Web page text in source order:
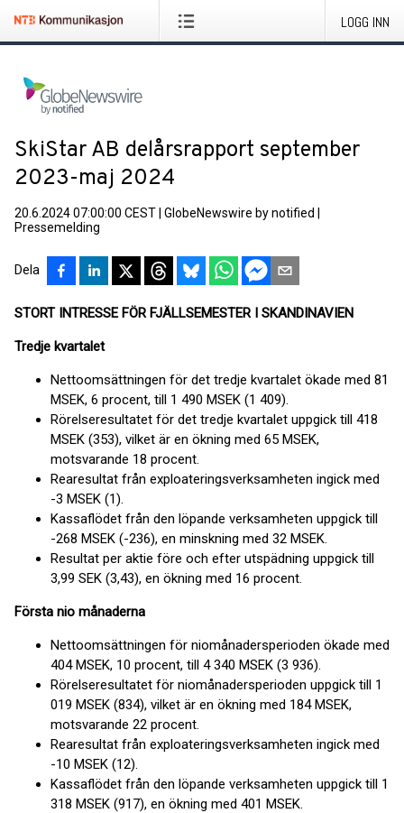
LOGG INN
SkiStar AB delårsrapport september
2023-maj 2024
20.6.2024 07:00:00 CEST GlobeNewswire by notified
Pressemelding
Dela
STORT INTRESSE FÖR FJÄLLSEMESTER I SKANDINAVIEN
Tredje kvartalet
Nettoomsättningen för det tredje kvartalet ökade med 81
MSEK, 6 procent, till 1 490 MSEK (1 409).
Rörelseresultatet för det tredje kvartalet uppgick till 418
MSEK (353), vilket är en ökning med 65 MSEK,
motsvarande 18 procent.
Rearesultat från exploateringsverksamheten ingick med
-3 MSEK (1).
Kassaflödet från den löpande verksamheten uppgick till
-268 MSEK (-236), en minskning med 32 MSEK.
Resultat per aktie före och efter utspädning uppgick till
3,99 SEK (3,43), en ökning med 16 procent.
Första nio månaderna
Nettoomsättningen för niomånadersperioden ökade med
404 MSEK, 10 procent, till 4 340 MSEK (3 936).
Rörelseresultatet för niomånadersperioden uppgick till 1
019 MSEK (834), vilket är en ökning med 184 MSEK,
motsvarande 22 procent.
Rearesultat från exploateringsverksamheten ingick med
-10 MSEK (12).
Kassaflödet från den löpande verksamheten uppgick till 1
318 MSEK (917), en ökning med 401 MSEK.